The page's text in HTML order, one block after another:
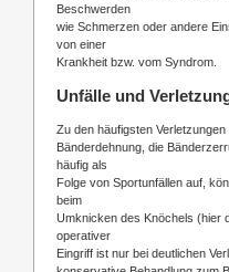
Beschwerden
wie Schmerzen oder andere
von einer
Krankheit bzw. vom Syndrom.
Unfälle und
Zu den häufigsten
Bänderdehnung, die
häufig als
Folge von Sportunfällen auf,
beim
Umknicken des Knöchels (hier
operativer
Eingriff ist nur bei deutlichen